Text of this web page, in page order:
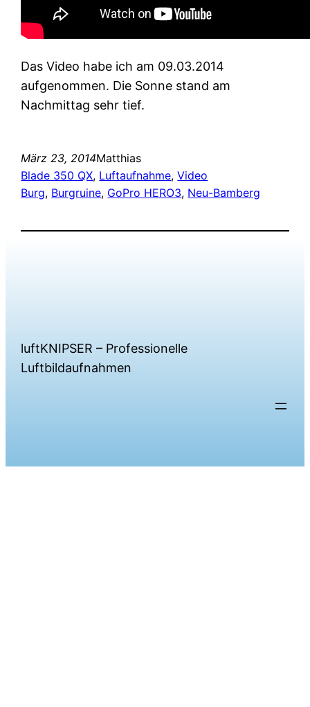
Das Video habe ich am 09.03.2014
aufgenommen. Die Sonne stand am
Nachmittag sehr tief.
März 23, 2014Matthias
Blade 350 QX, Luftaufnahme, Video
Burg, Burgruine, GoPro HERO3, Neu-Bamberg
luftKNIPSER – Professionelle
Luftbildaufnahmen